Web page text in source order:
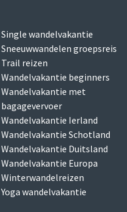
Single wandelvakantie
Sneeuwwandelen groepsreis
Trail reizen
Wandelvakantie beginners
Wandelvakantie met
bagagevervoer
Wandelvakantie Ierland
Wandelvakantie Schotland
Wandelvakantie Duitsland
Wandelvakantie Europa
Winterwandelreizen
Yoga wandelvakantie